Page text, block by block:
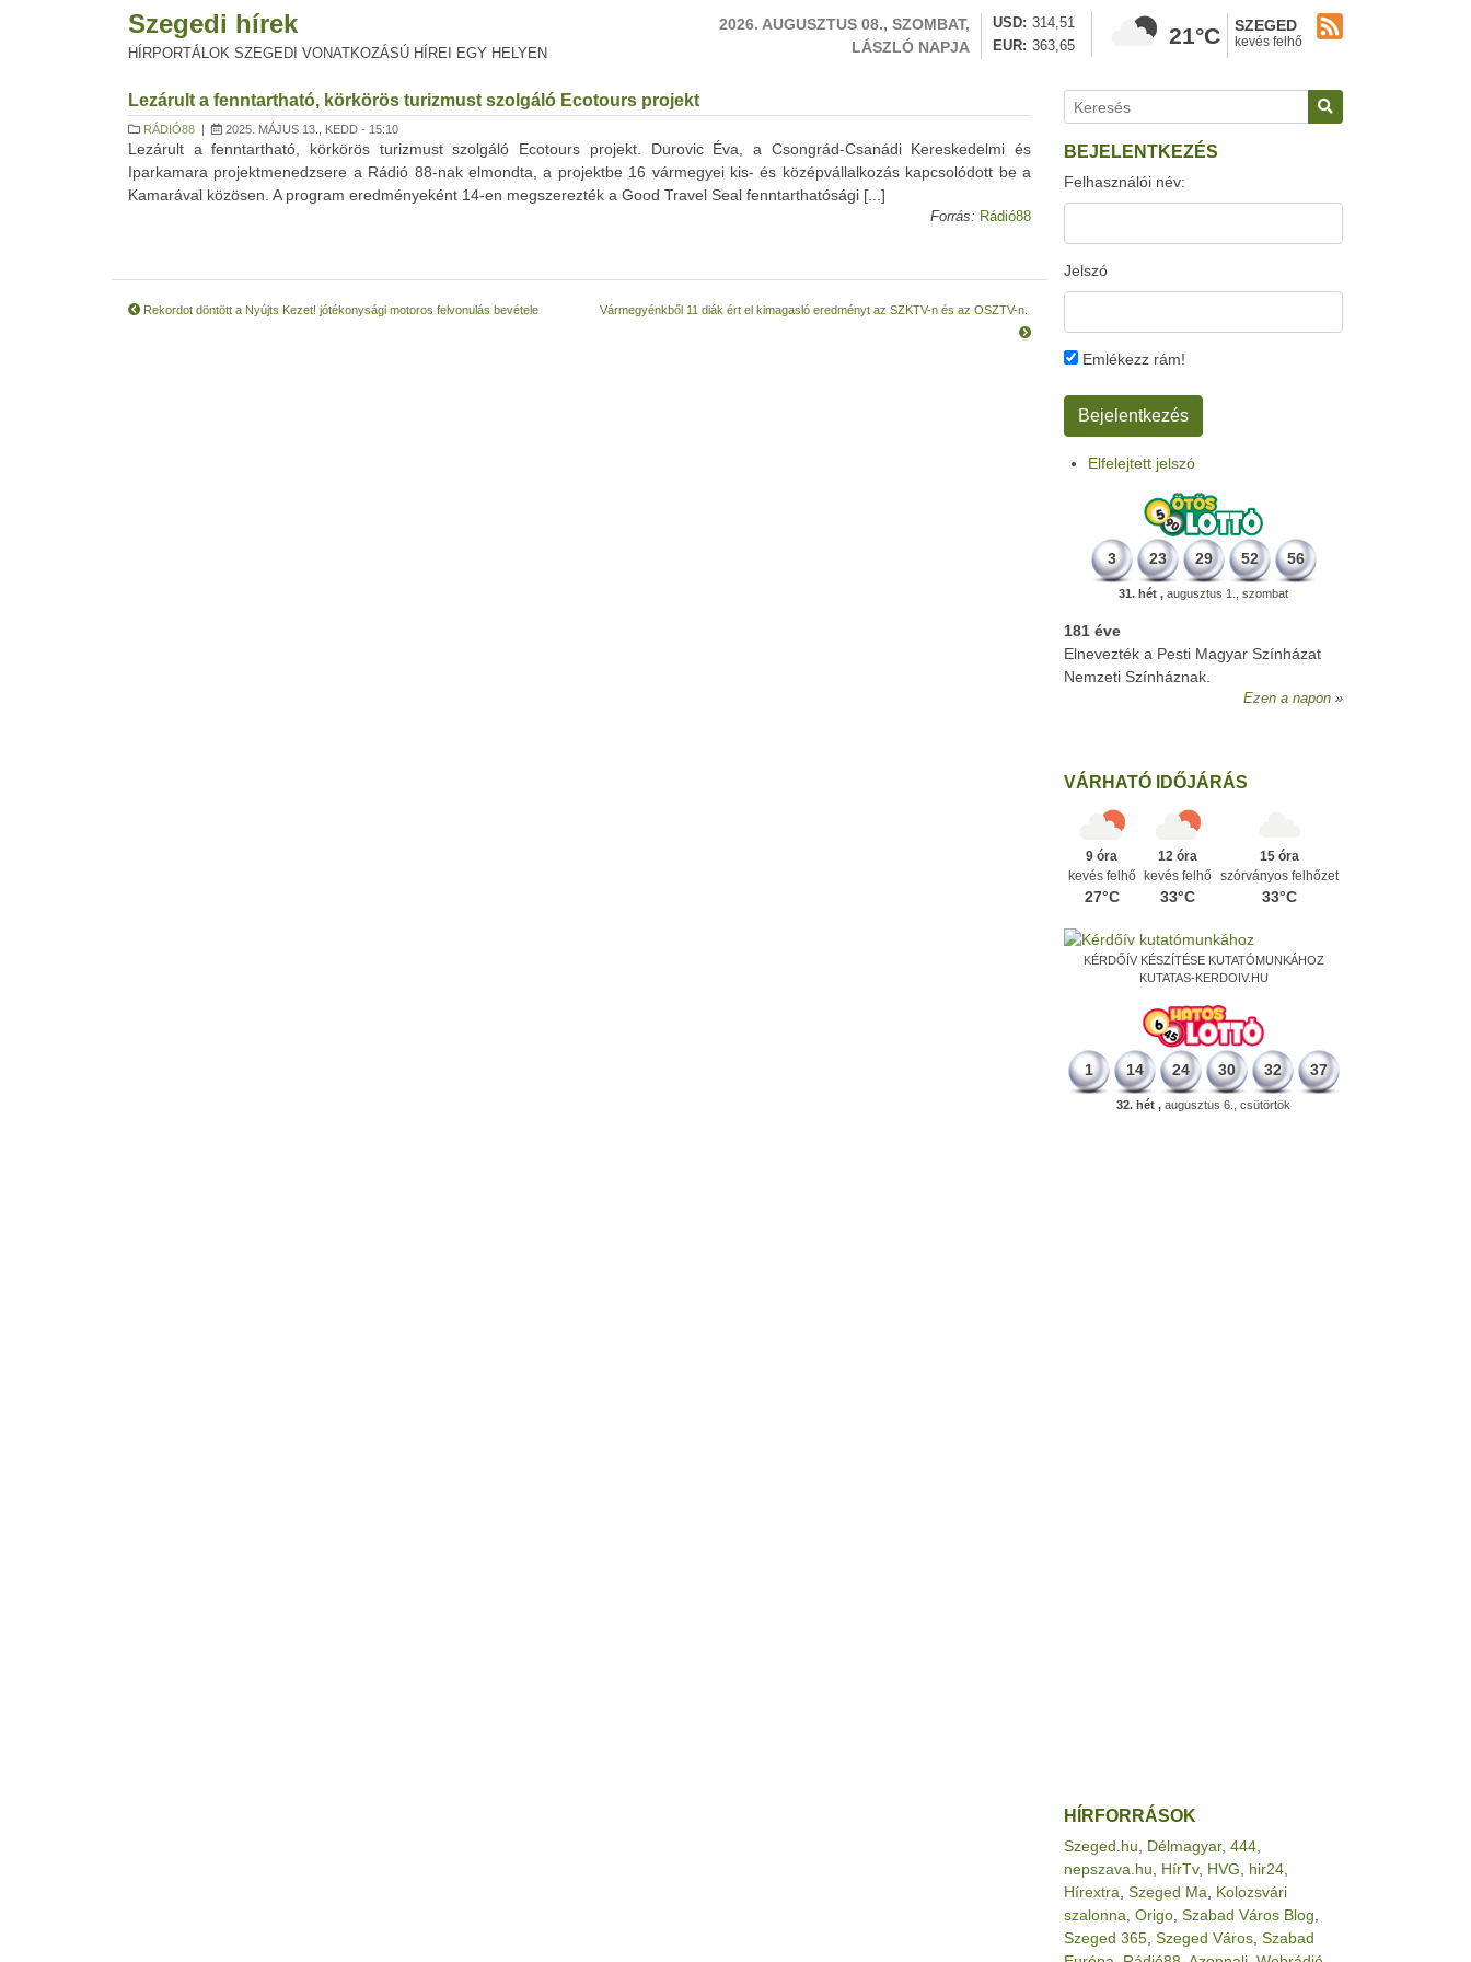
Szegedi hírek
HÍRPORTÁLOK SZEGEDI VONATKOZÁSÚ HÍREI EGY HELYEN
2026. AUGUSZTUS 08., SZOMBAT,
LÁSZLÓ NAPJA
USD
314,51
EUR
363,65 21°C SZEGED
kevés felhő
Lezárult a fenntartható, körkörös turizmust szolgáló Ecotours projekt
RÁDIÓ88 | 2025. MÁJUS 13., KEDD - 15:10
Lezárult a fenntartható, körkörös turizmust szolgáló Ecotours projekt. Durovic Éva, a Csongrád-Csanádi Kereskedelmi és
Iparkamara projektmenedzsere a Rádió 88-nak elmondta, a projektbe 16 vármegyei kis- és középvállalkozás kapcsolódott be a
Kamarával közösen. A program eredményeként 14-en megszerezték a Good Travel Seal fenntarthatósági [...]
Forrás: Rádió88
Rekordot döntött a Nyújts Kezet! jótékonysági motoros felvonulás bevétele Vármegyénkből 11 diák ért el kimagasló eredményt az SZKTV-n és az OSZTV-n.
BEJELENTKEZÉS
Felhasználói név:
Jelszó
Emlékezz rám!
Elfelejtett jelszó
3 23 29 52 56
31. hét , augusztus 1., szombat
181 éve
Elnevezték a Pesti Magyar Színházat
Nemzeti Színháznak.
Ezen a napon
VÁRHATÓ IDŐJÁRÁS
9 óra
kevés felhő
27°C
12 óra
kevés felhő
33°C
15 óra
szórványos felhőzet
33°C
KÉRDŐÍV KÉSZÍTÉSE KUTATÓMUNKÁHOZ
KUTATAS-KERDOIV.HU
1 14 24 30 32 37
32. hét , augusztus 6., csütörtök
HÍRFORRÁSOK
Szeged.hu Délmagyar, 444
nepszava.hu
HírTv, HVG hir24
Hírextra Szeged Ma
Kolozsvári
szalonna Origo Szabad Város Blog
Szeged 365 Szeged Város Szabad